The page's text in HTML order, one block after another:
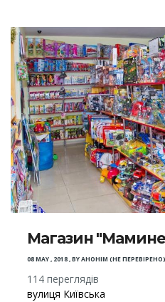
Магазин
08 MAY , 2018,BYАНОНІМ (НЕ ПЕРЕВІРЕНО)
114 переглядів
вулиця Київська